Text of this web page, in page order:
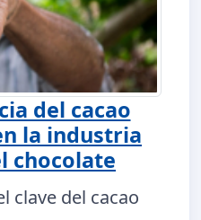
del cacao
la industria
chocolate
clave del cacao